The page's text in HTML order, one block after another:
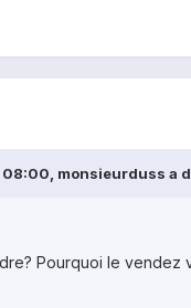
08:00, monsieurduss a
Pourquoi le vendez